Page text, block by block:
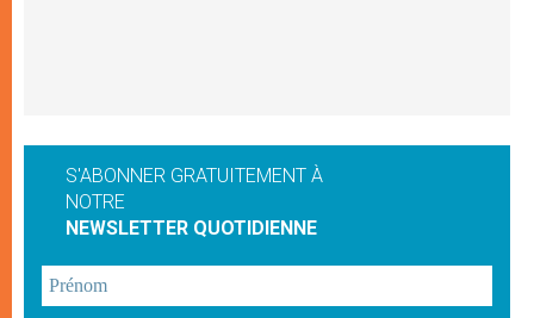
S'ABONNER GRATUITEMENT À
NOTRE
NEWSLETTER QUOTIDIENNE